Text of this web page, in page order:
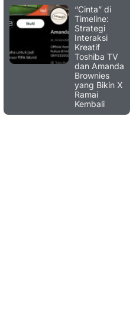
“Cinta” di
Timeline:
Strategi
Interaksi
Kreatif
Toshiba TV
dan Amanda
Brownies
yang Bikin X
Ramai
Kembali